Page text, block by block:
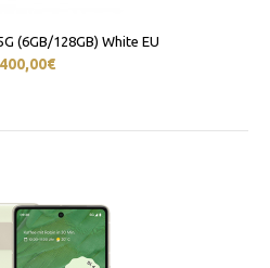
(6GB/128GB) White EU
400,00€